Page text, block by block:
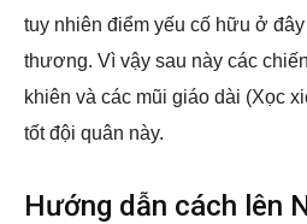
tuy nhiên điểm yếu cố hữu ở
thương. Vì vậy sau này các
khiên và các mũi giáo dài (Xọc
tốt đội quân này.
Hướng dẫn cách lên